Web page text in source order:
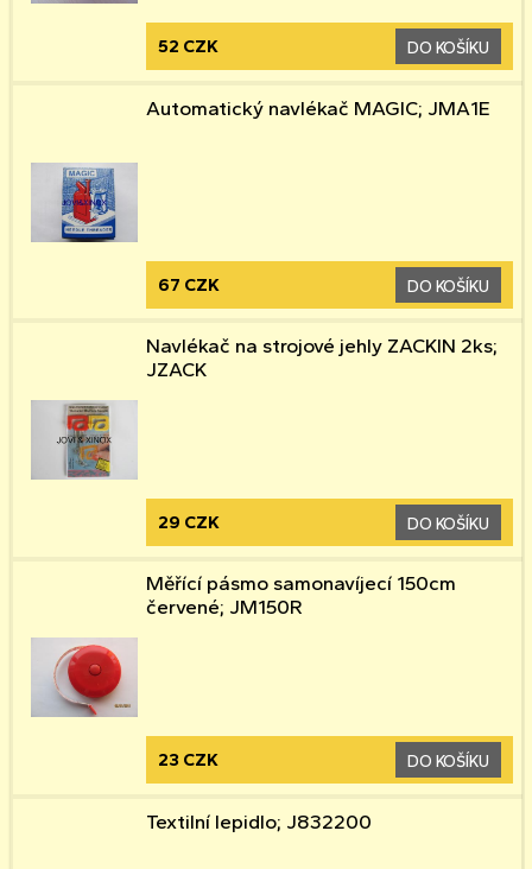
52 CZK DO KOŠÍKU
Automatický navlékač MAGIC; JMA1E
67 CZK DO KOŠÍKU
Navlékač na strojové jehly ZACKIN 2ks;
JZACK
29 CZK DO KOŠÍKU
Měřící pásmo samonavíjecí 150cm
červené; JM150R
23 CZK DO KOŠÍKU
Textilní lepidlo; J832200